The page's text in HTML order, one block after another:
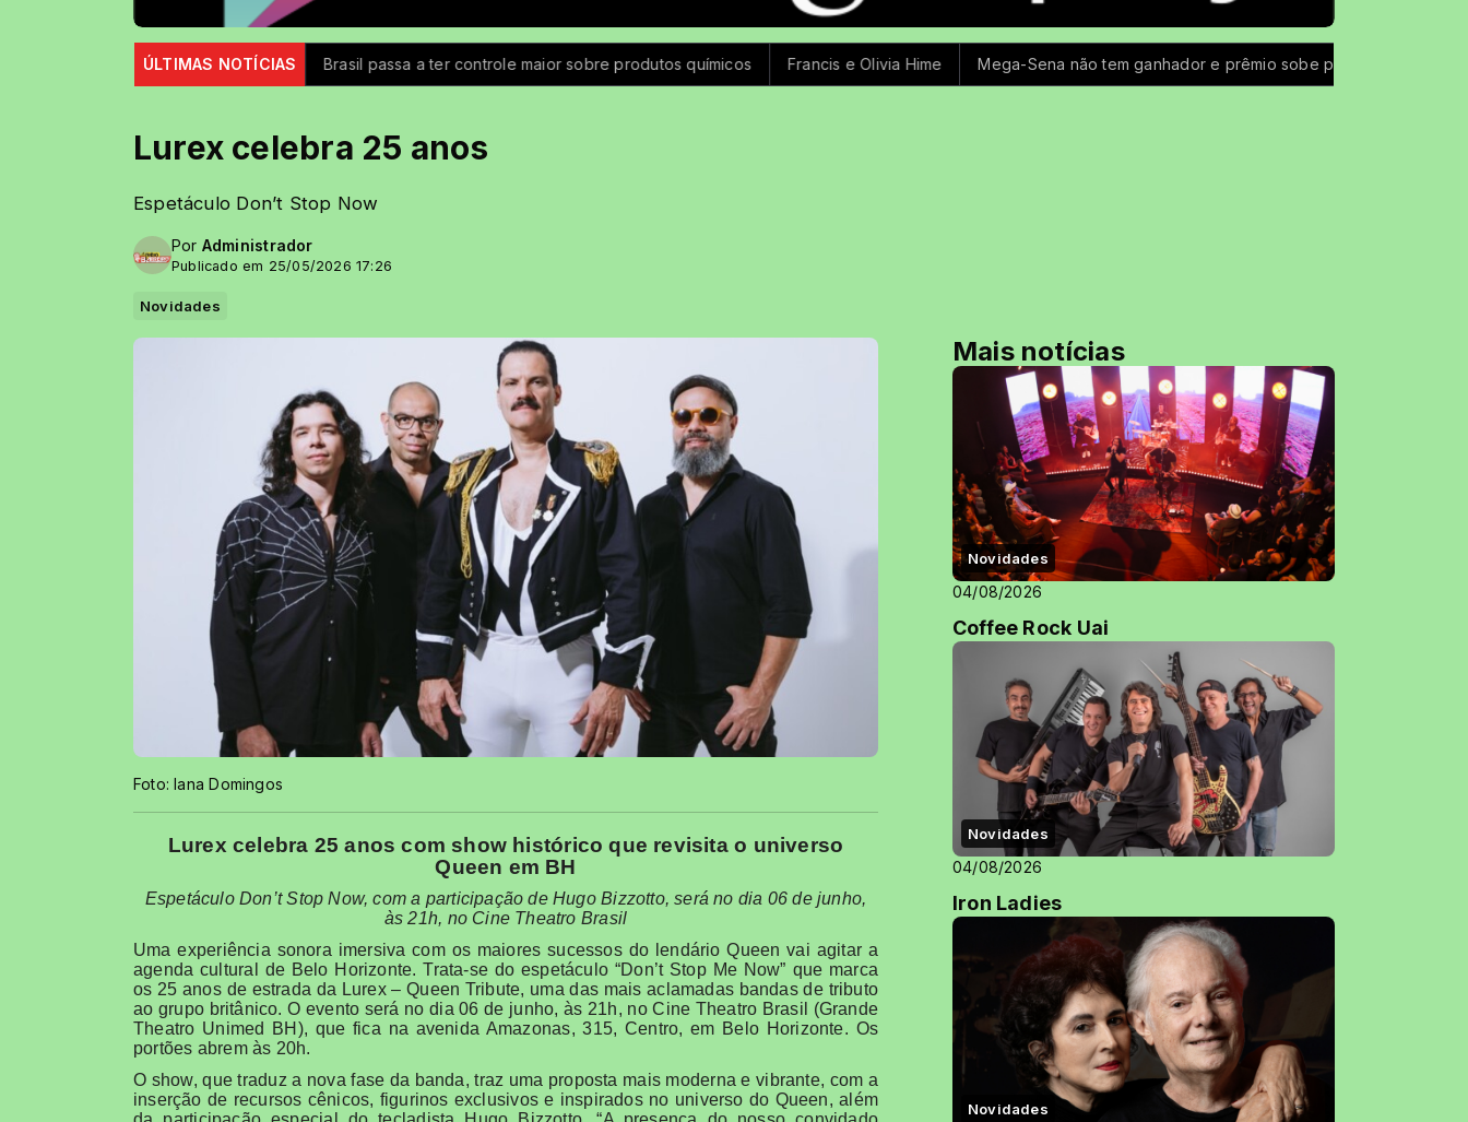
ÚLTIMAS NOTÍCIAS
Brasil passa a ter controle maior sobre produtos químicos Francis e Olivia Hime Mega-Sena não tem ganhador e prêmio sobe para R$ 150 milhões Coffee Rock Uai
Lurex celebra 25 anos
Espetáculo Don’t Stop Now
Por Administrador
Publicado em 25/05/2026 17:26
Novidades
Foto: Iana Domingos
Lurex celebra 25 anos com show histórico que revisita o universo
Queen em BH
Espetáculo Don’t Stop Now, com a participação de Hugo Bizzotto, será no dia 06 de junho,
às 21h, no Cine Theatro Brasil
Uma experiência sonora imersiva com os maiores sucessos do lendário Queen vai agitar a
agenda cultural de Belo Horizonte. Trata-se do espetáculo “Don’t Stop Me Now” que marca
os 25 anos de estrada da Lurex – Queen Tribute, uma das mais aclamadas bandas de tributo
ao grupo britânico. O evento será no dia 06 de junho, às 21h, no Cine Theatro Brasil (Grande
Theatro Unimed BH), que fica na avenida Amazonas, 315, Centro, em Belo Horizonte. Os
portões abrem às 20h.
O show, que traduz a nova fase da banda, traz uma proposta mais moderna e vibrante, com a
inserção de recursos cênicos, figurinos exclusivos e inspirados no universo do Queen, além
Mais notícias
Novidades
04/08/2026
Coffee Rock Uai
Novidades
04/08/2026
Iron Ladies
Novidades